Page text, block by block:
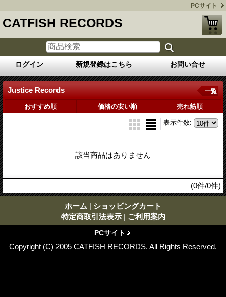
PCサイト
CATFISH RECORDS
ログイン 新規登録はこちら お問い合せ
Justice Records 一覧
おすすめ順 価格の安い順 売れ筋順
表示件数:
該当商品はありません
(0件/0件)
ホーム | ショッピングカート
特定商取引法表示 | ご利用案内
PCサイト
Copyright (C) 2005 CATFISH RECORDS. All Rights Reserved.